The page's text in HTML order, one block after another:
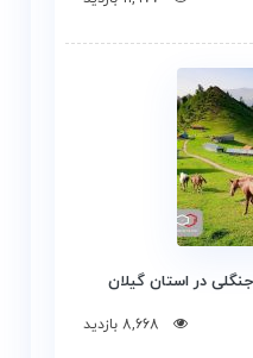
در استان گیلان
8,668 بازدید